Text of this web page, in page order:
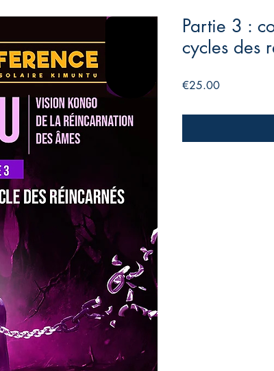
Partie 3 :
cycles des
€25.00Price